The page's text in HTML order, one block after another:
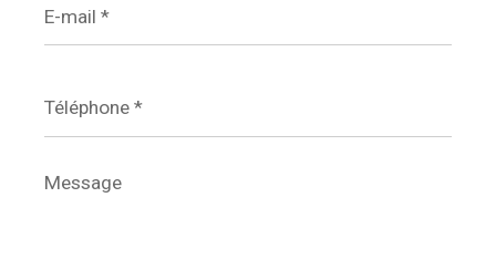
mail
*
*
Message
*